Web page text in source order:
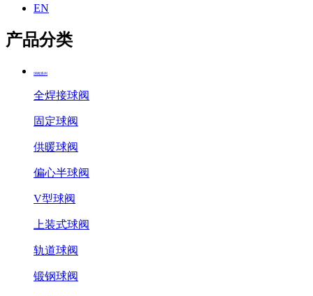
EN
产品分类
球阀系列
全焊接球阀
固定球阀
供暖球阀
偏心半球阀
V型球阀
上装式球阀
轨道球阀
锻钢球阀